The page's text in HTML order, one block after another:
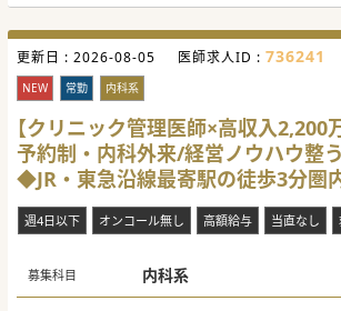
能です。
■管理栄養士の雇用も積極的に行い、分
論心理学を基に、重症化リスクを最小限
す。
■東急線の駅から徒歩1分。近隣病院との
ており、検査依頼・救急搬送もスムーズ
す。
【業務内容・エリア特性】
■患者様の内の6割が喘息持ちの患者様、
SASや一般内科などの対応メインとなりま
■電子カルテ補助のクラーク付きであり
■駅前には神社の他、昔ながらの商店街
溢れる温かな雰囲気のエリアです。
更新日 : 2026-08-05 医師求人ID : 736241
NEW 常勤 内科系
【クリニック管理医師×高収入2,200
予約制・内科外来/経営ノウハウ整
◆JR・東急沿線最寄駅の徒歩3分圏
[東京都大田区]
週4日以下 オンコール無し 高額給与 当直なし
募集科目 内科系